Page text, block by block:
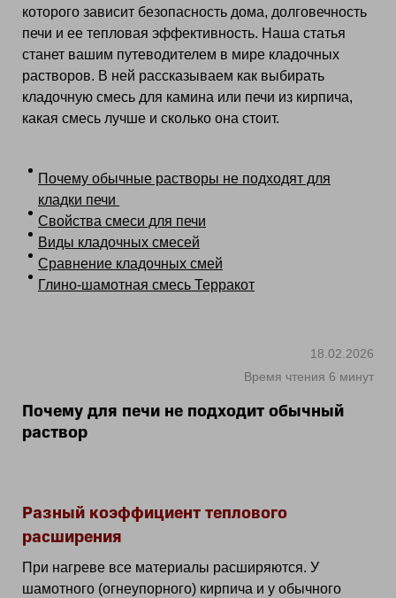
которого зависит безопасность дома, долговечность
печи и ее тепловая эффективность. Наша статья
станет вашим путеводителем в мире кладочных
растворов. В ней рассказываем как выбирать
кладочную смесь для камина или печи из кирпича,
какая смесь лучше и сколько она стоит.
Почему обычные растворы не подходят для
кладки печи
Свойства смеси для печи
Виды кладочных смесей
Сравнение кладочных смей
Глино-шамотная смесь Терракот
18.02.2026
Время чтения 6 минут
Почему для печи не подходит обычный
раствор
Разный коэффициент теплового
расширения
При нагреве все материалы расширяются. У
шамотного (огнеупорного) кирпича и у обычного